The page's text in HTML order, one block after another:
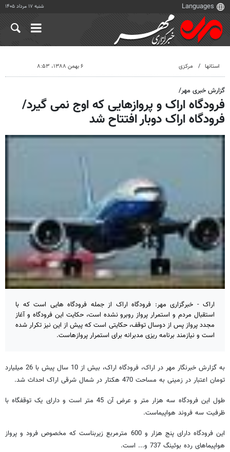
شنبه ۱۷ مرداد ۱۴۰۵
استانها مرکزی ۶ بهمن ۱۳۸۸، ۸:۵۳
گزارش خبری مهر/
فرودگاه اراک و پروازهایی که اوج نمی گیرد/
فرودگاه اراک دوبار افتتاح شد
اراک - خبرگزاری مهر: فرودگاه اراک از جمله فرودگاه هایی است که با
استقبال مردم و استمرار پرواز روبرو نشده است، حکایت این فرودگاه و آغاز
مجدد پرواز پس از دوسال توقف، حکایتی است که پیش از این نیز تکرار شده
است و نیازمند برنامه ریزی مدبرانه برای استمرار پروازهاست.
به گزارش خبرنگار مهر در اراک، فرودگاه اراک، بیش از 10 سال پیش با 26 میلیارد
تومان اعتبار در زمینی به مساحت 470 هکتار در شمال شرقی اراک احداث شد.
طول این فرودگاه سه هزار متر و عرض آن 45 متر است و دارای یک توقفگاه با
ظرفیت سه فروند هواپیماست.
این فرودگاه دارای پنج هزار و 600 مترمربع زیربناست که مخصوص فرود و پرواز
هواپیماهای رده بوئینگ 737 و... است.